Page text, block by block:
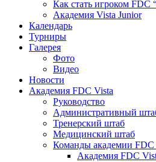
Как стать игроком FDC
Академия Vista Junior
Календарь
Турниры
Галерея
Фото
Видео
Новости
Академия FDC Vista
Руководство
Административный
Тренерский штаб
Медицинский штаб
Команды академии FDC
Академия FDC